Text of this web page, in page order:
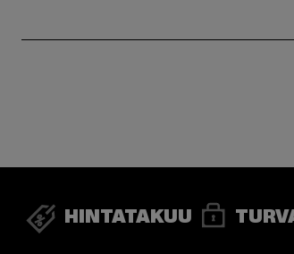
HINTATAKUU